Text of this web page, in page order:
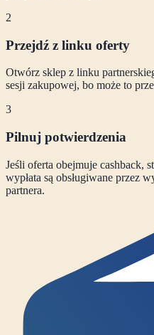
2
Przejdź z linku oferty
Otwórz sklep z linku
sesji zakupowej, bo może to
3
Pilnuj potwierdzenia
Jeśli oferta obejmuje cashback,
wypłata są obsługiwane przez
partnera.